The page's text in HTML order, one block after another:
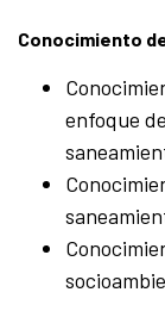
Conocimiento
enfoque